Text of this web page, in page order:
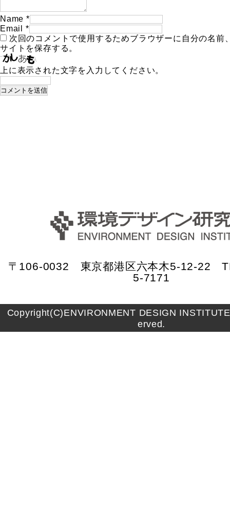
Name *
Email
*
次回のコメントで使用するためブラウザーに自分の名前
サイトを保存する。
上に表示された文字を入力してください。
〒106-0032 東京都港区六本木5-12-22
5-7171
Copyright(C)ENVIRONMENT DESIGN
erved.